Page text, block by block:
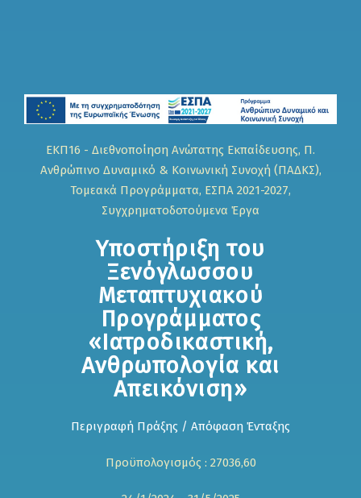
ΕΚΠ16 - Διεθνοποίηση Ανώτατης Εκπαίδευσης, Π.
Ανθρώπινο Δυναμικό & Κοινωνική Συνοχή (ΠΑΔΚΣ),
Τομεακά Προγράμματα, ΕΣΠΑ 2021-2027,
Συγχρηματοδοτούμενα Έργα
Υποστήριξη του
Ξενόγλωσσου
Μεταπτυχιακού
Προγράμματος
«Ιατροδικαστική,
Ανθρωπολογία και
Απεικόνιση»
Περιγραφή Πράξης / Απόφαση Ένταξης
Προϋπολογισμός : 27036,60